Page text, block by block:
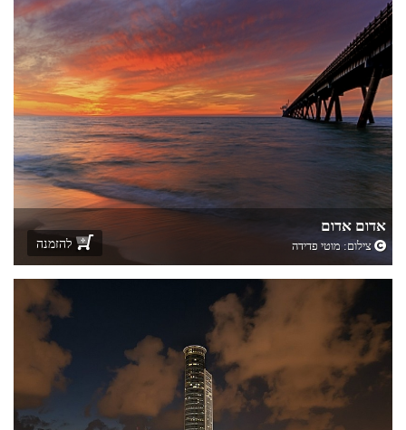
אדום אדום
צילום: מוטי פדידה להזמנה